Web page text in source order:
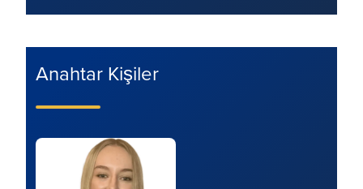
Anahtar Kişiler